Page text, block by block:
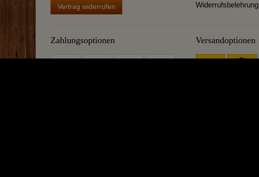
Vertrag widerrufen Widerrufsbelehrung
Zahlungsoptionen Versandoptionen